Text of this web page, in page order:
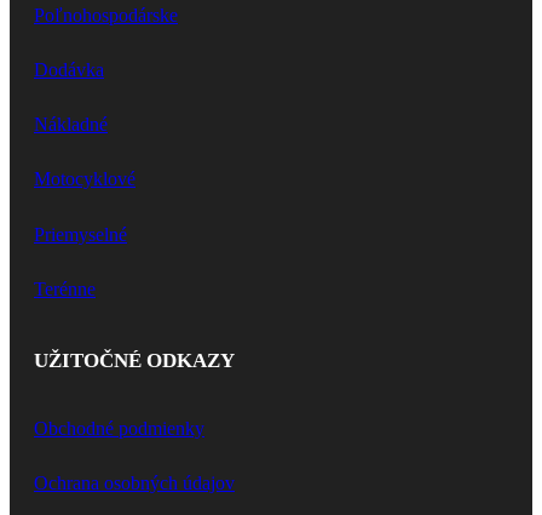
Poľnohospodárske
Dodávka
Nákladné
Motocyklové
Priemyselné
Terénne
UŽITOČNÉ ODKAZY
Obchodné podmienky
Ochrana osobných údajov